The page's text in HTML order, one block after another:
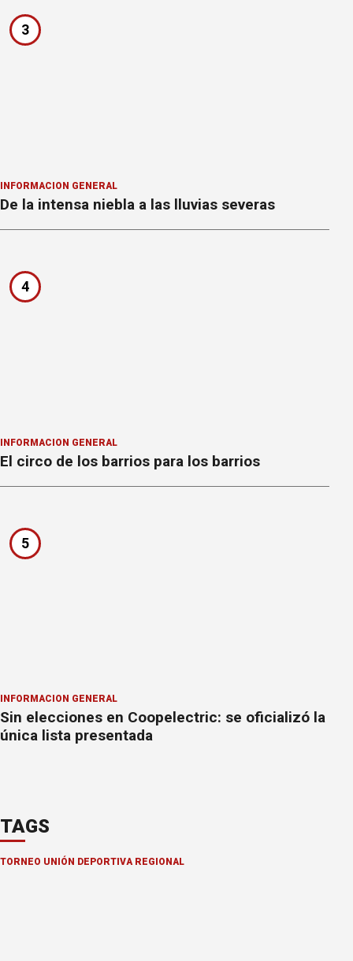
3
INFORMACION GENERAL
De la intensa niebla a las lluvias severas
4
INFORMACION GENERAL
El circo de los barrios para los barrios
5
INFORMACION GENERAL
Sin elecciones en Coopelectric: se oficializó la
única lista presentada
TAGS
TORNEO UNIÓN DEPORTIVA REGIONAL